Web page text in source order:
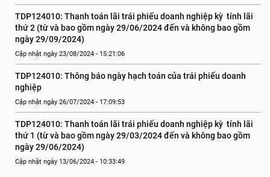
TDP124010: Thanh toán lãi trái phiếu doanh nghiệp kỳ  tính lãi
thứ 2 (từ và bao gồm ngày 29/06/2024 đến và không bao gồm
ngày 29/09/2024)
Cập nhật ngày 23/08/2024 - 15:21:06
TDP124010: Thông báo ngày hạch toán của trái phiếu doanh
nghiệp
Cập nhật ngày 26/07/2024 - 17:09:53
TDP124010: Thanh toán lãi trái phiếu doanh nghiệp kỳ  tính lãi
thứ 1 (từ và bao gồm ngày 29/03/2024 đến và không bao gồm
ngày 29/06/2024)
Cập nhật ngày 13/06/2024 - 10:33:49